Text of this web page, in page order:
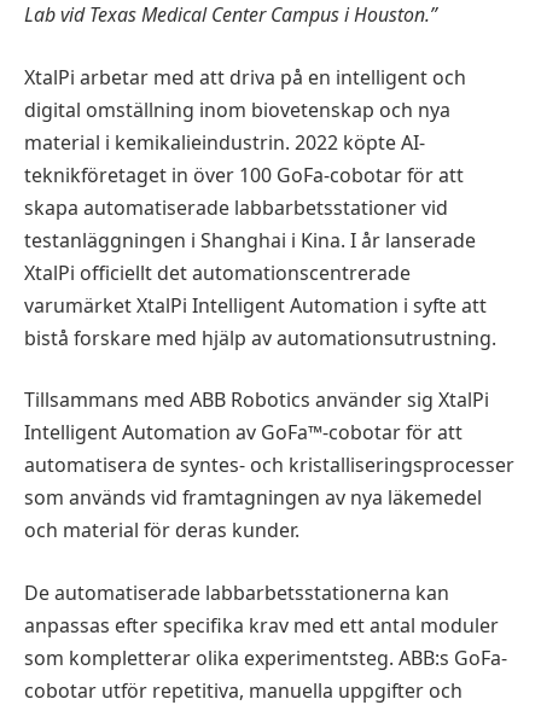
Lab vid Texas Medical Center Campus i Houston.”
XtalPi arbetar med att driva på en intelligent och
digital omställning inom biovetenskap och nya
material i kemikalieindustrin. 2022 köpte AI-
teknikföretaget in över 100 GoFa-cobotar för att
skapa automatiserade labbarbetsstationer vid
testanläggningen i Shanghai i Kina. I år lanserade
XtalPi officiellt det automationscentrerade
varumärket XtalPi Intelligent Automation i syfte att
bistå forskare med hjälp av automationsutrustning.
Tillsammans med ABB Robotics använder sig XtalPi
Intelligent Automation av GoFa™-cobotar för att
automatisera de syntes- och kristalliseringsprocesser
som används vid framtagningen av nya läkemedel
och material för deras kunder.
De automatiserade labbarbetsstationerna kan
anpassas efter specifika krav med ett antal moduler
som kompletterar olika experimentsteg. ABB:s GoFa-
cobotar utför repetitiva, manuella uppgifter och